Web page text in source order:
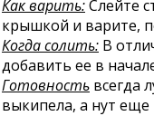
Как варить:Слейте
крышкой и варите,
Когда солить: В
добавить ее в
Готовность всегда
выкипела, а нут